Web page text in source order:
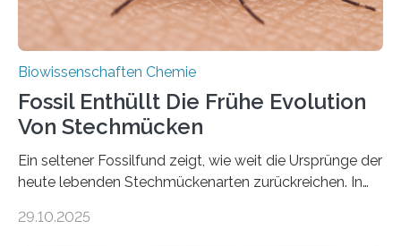
Biowissenschaften Chemie
Fossil Enthüllt Die Frühe Evolution
Von Stechmücken
Ein seltener Fossilfund zeigt, wie weit die Ursprünge der
heute lebenden Stechmückenarten zurückreichen. In
Forschende die bisher älteste bekannte Stechmücken-
29.10.2025